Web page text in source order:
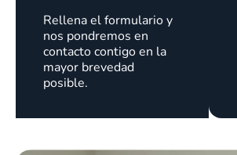
Rellena el formulario y
nos pondremos en
contacto contigo en la
mayor brevedad
posible.